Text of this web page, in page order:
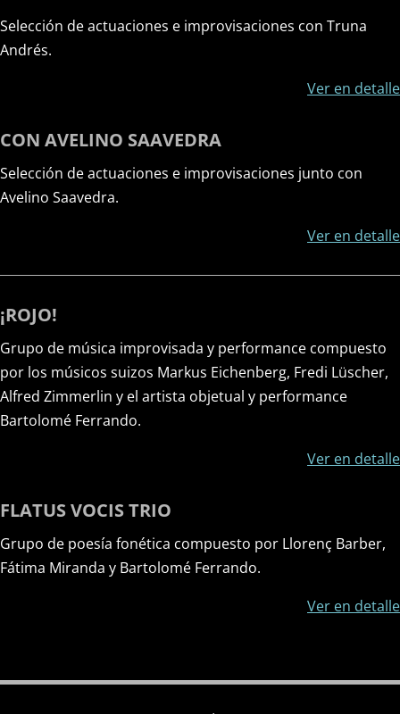
Selección de actuaciones e improvisaciones con Truna
Andrés.
Ver en detalle
CON AVELINO SAAVEDRA
Selección de actuaciones e improvisaciones junto con
Avelino Saavedra.
Ver en detalle
¡ROJO!
Grupo de música improvisada y performance compuesto
por los músicos suizos Markus Eichenberg, Fredi Lüscher,
Alfred Zimmerlin y el artista objetual y performance
Bartolomé Ferrando.
Ver en detalle
FLATUS VOCIS TRIO
Grupo de poesía fonética compuesto por Llorenç Barber,
Fátima Miranda y Bartolomé Ferrando.
Ver en detalle